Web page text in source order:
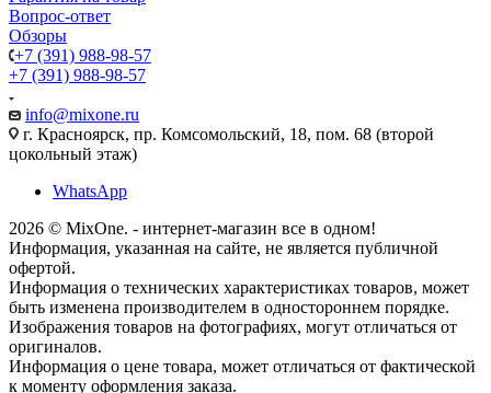
Вопрос-ответ
Обзоры
+7 (391) 988-98-57
+7 (391) 988-98-57
info@mixone.ru
г. Красноярск, пр. Комсомольский, 18, пом. 68 (второй
цокольный этаж)
WhatsApp
2026 © MixOne. - интернет-магазин все в одном!
Информация, указанная на сайте, не является публичной
офертой.
Информация о технических характеристиках товаров, может
быть изменена производителем в одностороннем порядке.
Изображения товаров на фотографиях, могут отличаться от
оригиналов.
Информация о цене товара, может отличаться от фактической
к моменту оформления заказа.